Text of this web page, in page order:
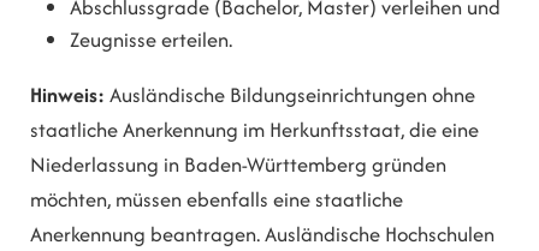
Abschlussgrade (Bachelor, Master) verleihen und
Zeugnisse erteilen.
Hinweis: Ausländische Bildungseinrichtungen ohne
staatliche Anerkennung im Herkunftsstaat, die eine
Niederlassung in Baden-Württemberg gründen
möchten, müssen ebenfalls eine staatliche
Anerkennung beantragen. Ausländische Hochschulen